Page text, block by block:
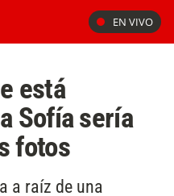
EN VIVO
está
Sofía sería
fotos
a raíz de una